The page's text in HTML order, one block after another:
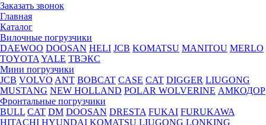
Заказать звонок
Главная
Каталог
Вилочные погрузчики
DAEWOO DOOSAN HELI JCB KOMATSU MANITOU MERLO
TOYOTA YALE ТВЭКС
Мини погрузчики
JCB VOLVO ANT BOBCAT CASE CAT DIGGER LIUGONG
MUSTANG NEW HOLLAND POLAR WOLVERINE АМКОДОР
Фронтальные погрузчики
BULL CAT DM DOOSAN DRESTA FUKAI FURUKAWA
HITACHI HYUNDAI KOMATSU LIUGONG LONKING